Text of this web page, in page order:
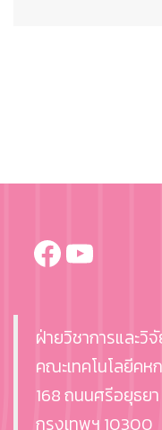
Facebook
YouTube
ฝ่ายวิชาการและวิ
คณะเทคโนโลยีค
168 ถนนศรีอยุธย
กรุงเทพฯ 10300